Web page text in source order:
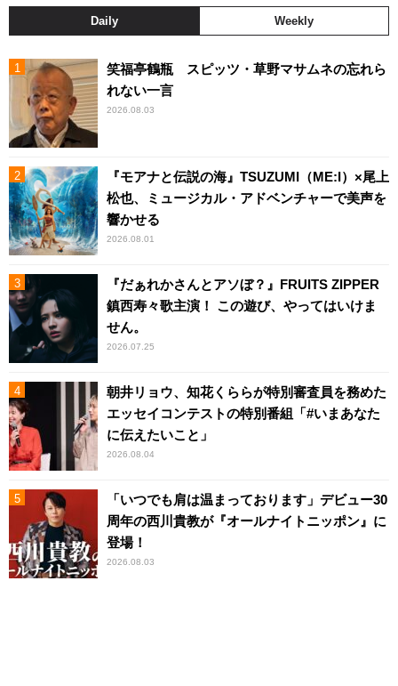
Daily Weekly
笑福亭鶴瓶 スピッツ・草野マサムネの忘れら
れない一言
2026.08.03
『モアナと伝説の海』TSUZUMI（ME:I）×尾上
松也、ミュージカル・アドベンチャーで美声を
響かせる
2026.08.01
『だぁれかさんとアソぼ？』FRUITS ZIPPER
鎮西寿々歌主演！ この遊び、やってはいけま
せん。
2026.07.25
朝井リョウ、知花くららが特別審査員を務めた
エッセイコンテストの特別番組「#いまあなた
に伝えたいこと」
2026.08.04
「いつでも肩は温まっております」デビュー30
周年の西川貴教が『オールナイトニッポン』に
登場！
2026.08.03